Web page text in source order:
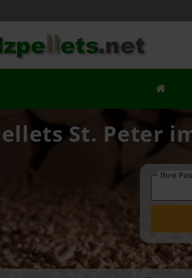
St. Peter
Ihre